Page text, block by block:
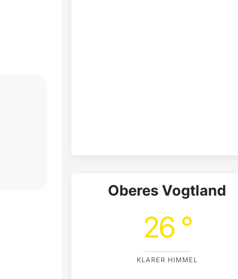
Oberes Vogtland
26 °
KLARER HIMMEL